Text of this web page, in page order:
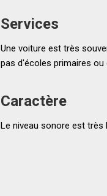
Services
Une voiture est très
pas d'écoles primaires
Caractère
Le niveau sonore est très